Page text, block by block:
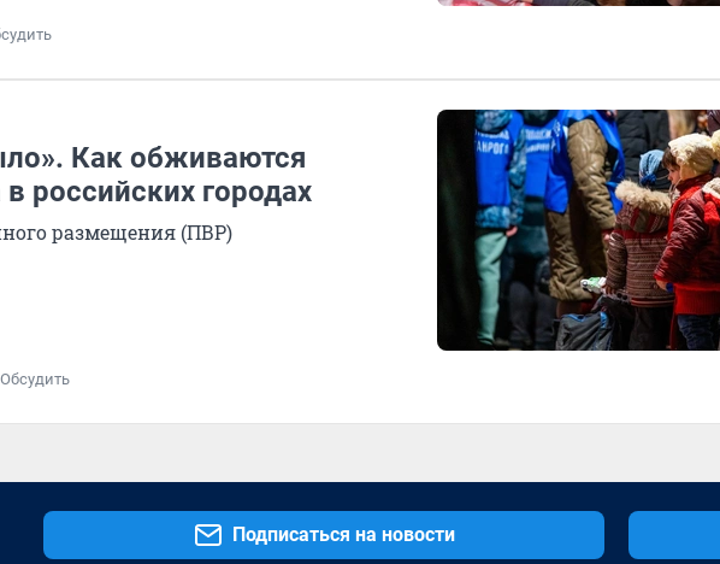
Как обживаются
российских городах
размещения (ПВР)
Обсудить
Подписаться на новости